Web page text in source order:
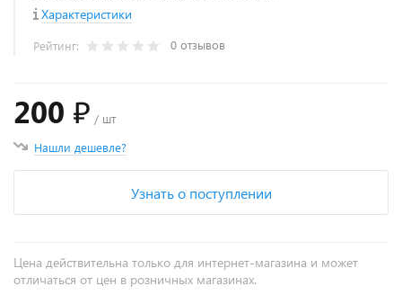
Характеристики
Рейтинг: 0 отзывов
200 ₽ / шт
Нашли дешевле?
Узнать о поступлении
Цена действительна только для интернет-магазина и может
отличаться от цен в розничных магазинах.